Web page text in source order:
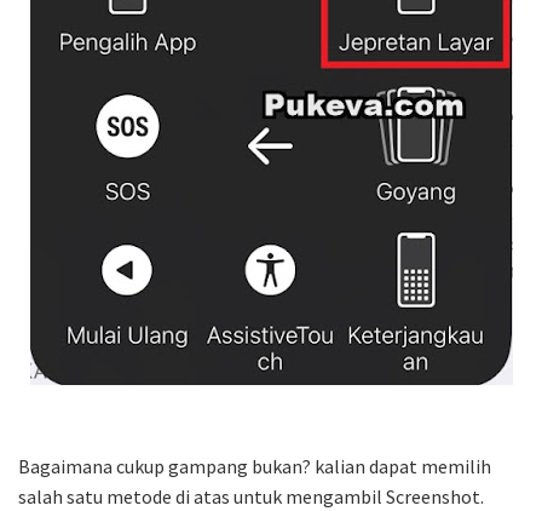
Bagaimana cukup gampang bukan? kalian dapat memilih
salah satu metode di atas untuk mengambil Screenshot.